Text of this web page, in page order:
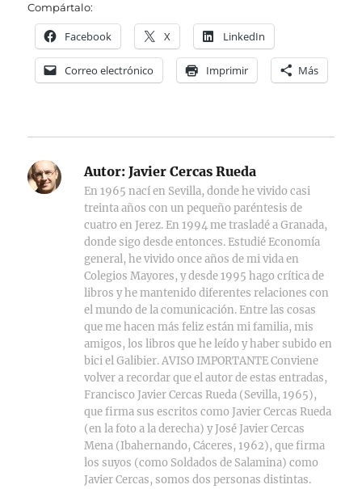
Compártalo:
Facebook X LinkedIn
Correo electrónico Imprimir Más
Autor: Javier Cercas Rueda
En 1965 nací en Sevilla, donde he vivido casi
treinta años con un pequeño paréntesis de
cuatro en Jerez. En 1994 me trasladé a Granada,
donde sigo desde entonces. Estudié Economía
general, he vivido once años de mi vida en
Colegios Mayores, y desde 1995 hago crítica de
libros y he mantenido diferentes relaciones con
el mundo de la comunicación. Entre las cosas
que me hacen más feliz están mi familia, mis
amigos, los libros que he leído y haber subido en
bici el Galibier. AVISO IMPORTANTE Conviene
volver a recordar que el autor de estas entradas,
Francisco Javier Cercas Rueda (Sevilla, 1965),
que firma sus escritos como Javier Cercas Rueda
(en la foto a la derecha) y José Javier Cercas
Mena (Ibahernando, Cáceres, 1962), que firma
los suyos (como Soldados de Salamina) como
Javier Cercas, somos dos personas distintas.